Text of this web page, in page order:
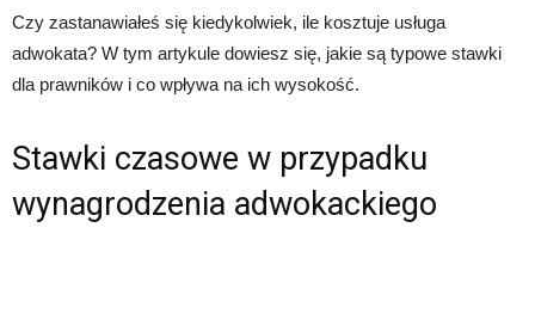
Czy zastanawiałeś się kiedykolwiek, ile kosztuje usługa
adwokata? W tym artykule dowiesz się, jakie są typowe stawki
dla prawników i co wpływa na ich wysokość.
Stawki czasowe w przypadku
wynagrodzenia adwokackiego